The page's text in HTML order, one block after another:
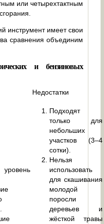
или четырехтактным
инструмент имеет свои
сравнения объединим
и бензиновых
Недостатки
Подходят
только для
небольших
участков (3–4
сотки).
Нельзя
использовать
для скашивания
молодой
поросли
деревьев и
жёсткой травы